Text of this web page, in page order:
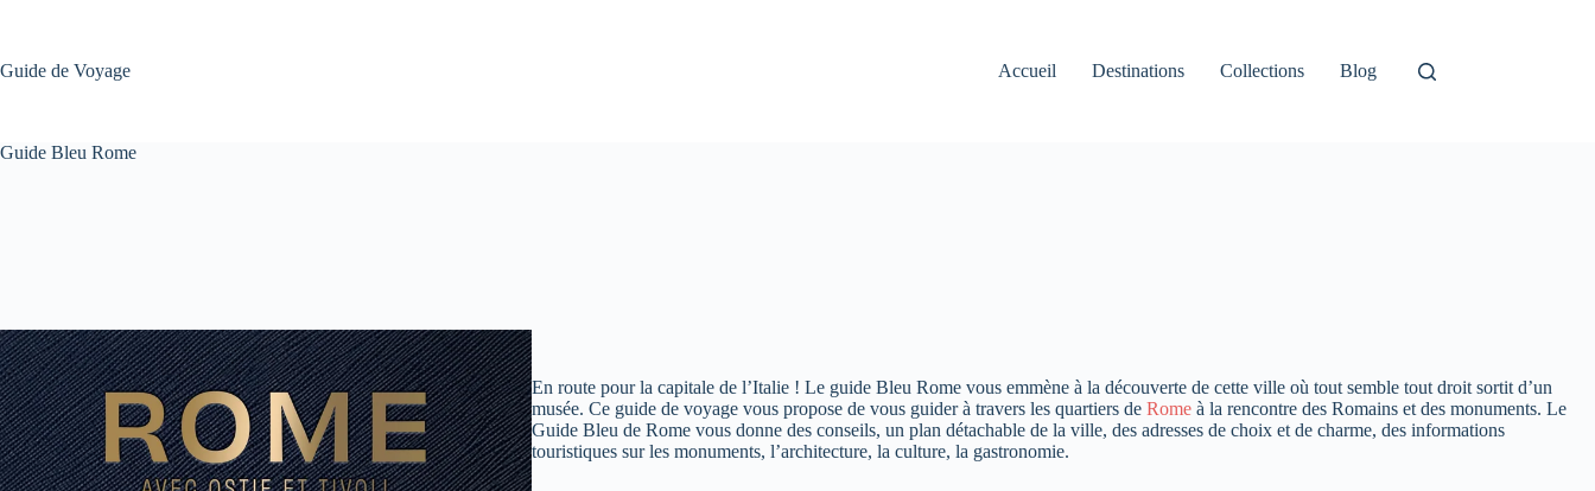
Guide de Voyage
Accueil Destinations Collections Blog
Guide Bleu Rome
En route pour la capitale de l’Italie ! Le guide Bleu Rome vous emmène à la découverte de cette ville où tout semble tout droit sortit d’un
musée. Ce guide de voyage vous propose de vous guider à travers les quartiers de Romeà la rencontre des Romains et des monuments. Le
Guide Bleu de Rome vous donne des conseils, un plan détachable de la ville, des adresses de choix et de charme, des informations
touristiques sur les monuments, l’architecture, la culture, la gastronomie.